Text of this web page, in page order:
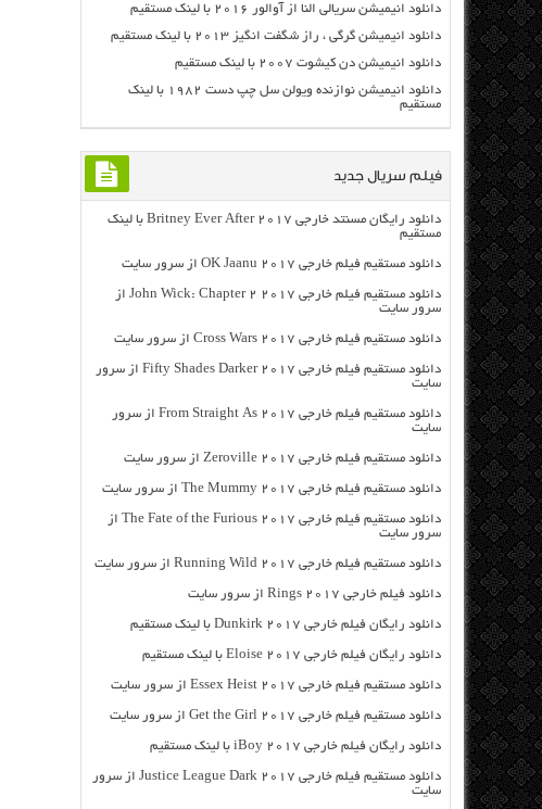
دانلود انیمیشن سریالی النا از آوالور ۲۰۱۶ با لینک مستقیم
دانلود انیمیشن گرگی ، راز شگفت انگیز ۲۰۱۳ با لینک مستقیم
دانلود انیمیشن دن کیشوت ۲۰۰۷ با لینک مستقیم
دانلود انیمیشن نوازنده ویولن سل چپ دست ۱۹۸۲ با لینک
مستقیم
فیلم سریال جدید
دانلود رایگان مسنتد خارجی Britney Ever After 2017 با لینک
مستقیم
دانلود مستقیم فیلم خارجی OK Jaanu 2017 از سرور سایت
دانلود مستقیم فیلم خارجی John Wick: Chapter 2 2017 از
سرور سایت
دانلود مستقیم فیلم خارجی Cross Wars 2017 از سرور سایت
دانلود مستقیم فیلم خارجی Fifty Shades Darker 2017 از سرور
سایت
دانلود مستقیم فیلم خارجی From Straight As 2017 از سرور
سایت
دانلود مستقیم فیلم خارجی Zeroville 2017 از سرور سایت
دانلود مستقیم فیلم خارجی The Mummy 2017 از سرور سایت
دانلود مستقیم فیلم خارجی The Fate of the Furious 2017 از
سرور سایت
دانلود مستقیم فیلم خارجی Running Wild 2017 از سرور سایت
دانلود فیلم خارجی Rings 2017 از سرور سایت
دانلود رایگان فیلم خارجی Dunkirk 2017 با لینک مستقیم
دانلود رایگان فیلم خارجی Eloise 2017 با لینک مستقیم
دانلود مستقیم فیلم خارجی Essex Heist 2017 از سرور سایت
دانلود مستقیم فیلم خارجی Get the Girl 2017 از سرور سایت
دانلود رایگان فیلم خارجی iBoy 2017 با لینک مستقیم
دانلود مستقیم فیلم خارجی Justice League Dark 2017 از سرور
سایت